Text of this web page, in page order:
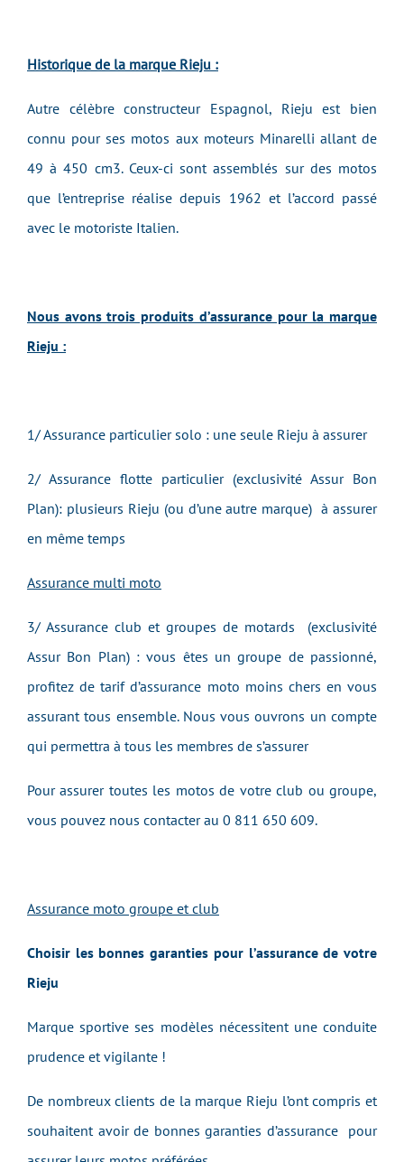
Historique de la marque Rieju :
Autre célèbre constructeur Espagnol, Rieju est bien
connu pour ses motos aux moteurs Minarelli allant de
49 à 450 cm3. Ceux-ci sont assemblés sur des motos
que l’entreprise réalise depuis 1962 et l’accord passé
avec le motoriste Italien.
Nous avons trois produits d’assurance pour la marque
Rieju :
1/ Assurance particulier solo : une seule Rieju à assurer
2/ Assurance flotte particulier (exclusivité Assur Bon
Plan): plusieurs Rieju (ou d’une autre marque) à assurer
en même temps
Assurance multi moto
3/ Assurance club et groupes de motards (exclusivité
Assur Bon Plan) : vous êtes un groupe de passionné,
profitez de tarif d’assurance moto moins chers en vous
assurant tous ensemble. Nous vous ouvrons un compte
qui permettra à tous les membres de s’assurer
Pour assurer toutes les motos de votre club ou groupe,
vous pouvez nous contacter au 0 811 650 609.
Assurance moto groupe et club
Choisir les bonnes garanties pour l’assurance de votre
Rieju
Marque sportive ses modèles nécessitent une conduite
prudence et vigilante !
De nombreux clients de la marque Rieju l’ont compris et
souhaitent avoir de bonnes garanties d’assurance pour